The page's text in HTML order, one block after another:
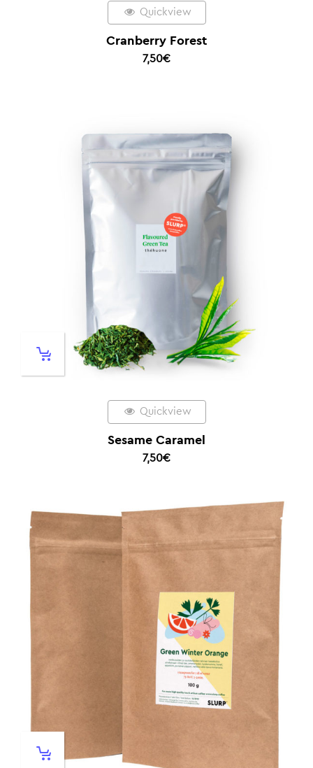
Quickview
Cranberry Forest
7,50€
Quickview
Sesame Caramel
7,50€